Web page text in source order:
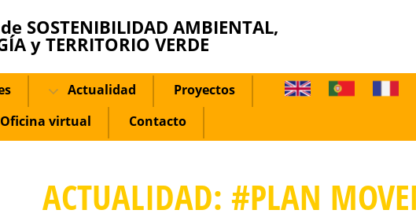
SOSTENIBILIDAD AMBIENTAL,
y TERRITORIO VERDE
Actualidad
Proyectos
Oficina virtual Contacto
ACTUALIDAD: #PLAN